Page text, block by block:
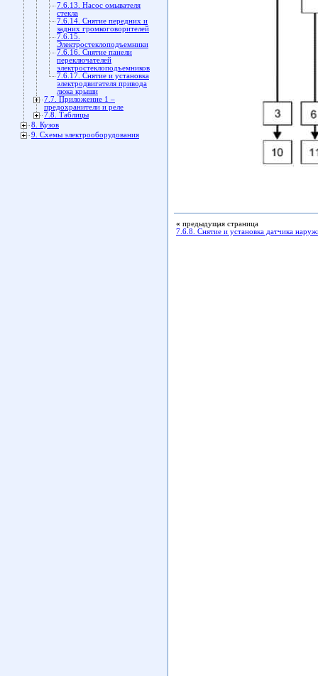
7.6.13. Насос омывателя
стекла
7.6.14. Снятие передних и
задних громкоговорителей
7.6.15.
Электростеклоподъемники
7.6.16. Снятие панели
переключателей
электростеклоподъемников
7.6.17. Снятие и установка
электродвигателя привода
люка крыши
7.7. Приложение 1 –
предохранители и реле
7.8. Таблицы
8. Кузов
9. Схемы электрооборудования
« предыдущая страница
7.6.8. Снятие и установка датчика